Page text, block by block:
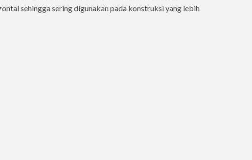
sehingga sering digunakan pada konstruksi yang lebih